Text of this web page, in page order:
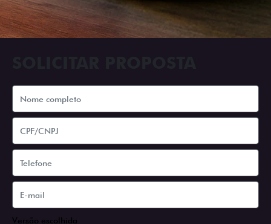
Versão escolhida